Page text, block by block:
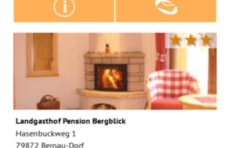
★★★
Landgasthof Pension Bergblick
Hasenbuckweg 1
79872 Bernau-Dorf